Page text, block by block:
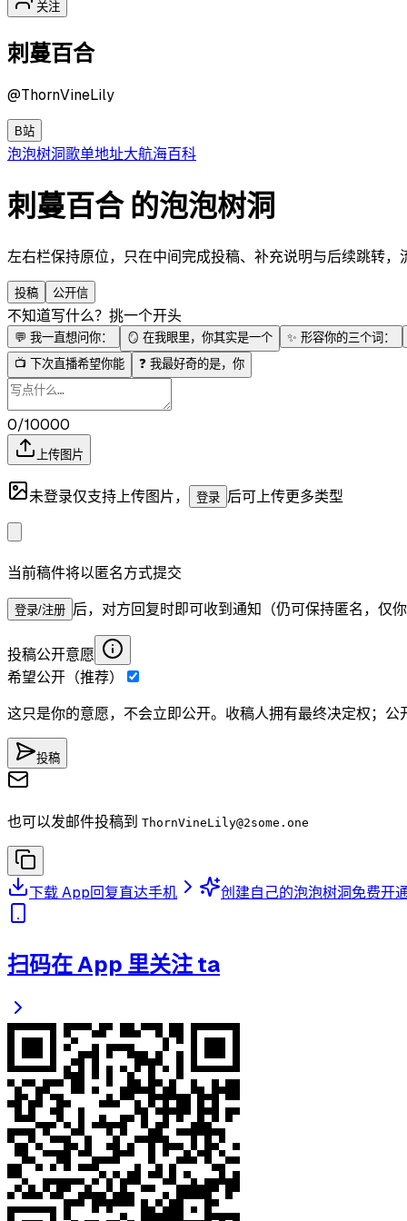
关注
刺蔓百合
@ThornVineLily
B站
泡泡树洞歌单地址大航海百科
刺蔓百合 的泡泡树洞
左右栏保持原位，只在中间完成投稿、补充说明与后续跳转
投稿 公开信
不知道写什么？挑一个开头
💬 我一直想问你： 🪞 在我眼里，你其实是一个 ✨ 形容你的三个词：
📺 下次直播希望你能 ❓ 我最好奇的是，你
0/10000
上传图片
未登录仅支持上传图片， 登录 后可上传更多类型
当前稿件将以匿名方式提交
登录/注册 后，对方回复时即可收到通知（仍可保持匿名，仅
投稿公开意愿
希望公开（推荐）
这只是你的意愿，不会立即公开。收稿人拥有最终决定权；公
投稿
也可以发邮件投稿到 ThornVineLily@2some.one
下载 App回复直达手机 创建自己的泡泡树洞免费开
扫码在 App 里关注 ta